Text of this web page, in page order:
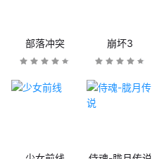
部落冲突 崩坏3